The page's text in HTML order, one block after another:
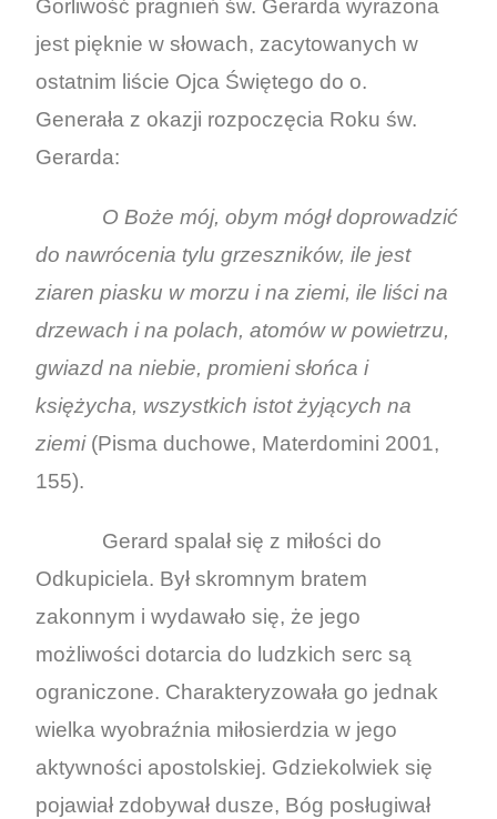
Gorliwość pragnień św. Gerarda wyrażona
jest pięknie w słowach, zacytowanych w
ostatnim liście Ojca Świętego do o.
Generała z okazji rozpoczęcia Roku św.
Gerarda:
O Boże mój, obym mógł doprowadzić
do nawrócenia tylu grzeszników, ile jest
ziaren piasku w morzu i na ziemi, ile liści na
drzewach i na polach, atomów w powietrzu,
gwiazd na niebie, promieni słońca i
księżycha, wszystkich istot żyjących na
ziemi(Pisma duchowe, Materdomini 2001,
155).
Gerard spalał się z miłości do
Odkupiciela. Był skromnym bratem
zakonnym i wydawało się, że jego
możliwości dotarcia do ludzkich serc są
ograniczone. Charakteryzowała go jednak
wielka wyobraźnia miłosierdzia w jego
aktywności apostolskiej. Gdziekolwiek się
pojawiał zdobywał dusze, Bóg posługiwał